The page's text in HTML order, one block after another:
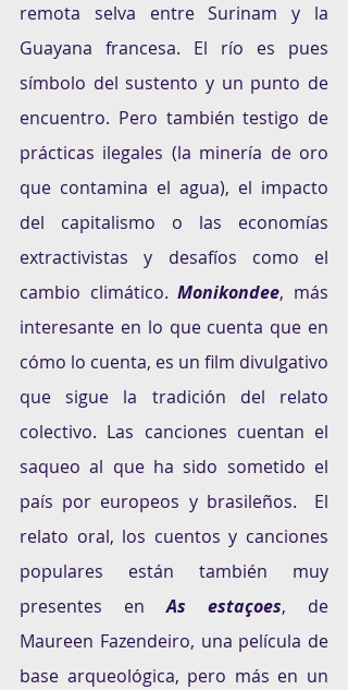
remota selva entre Surinam y la
Guayana francesa. El río es pues
símbolo del sustento y un punto de
encuentro. Pero también testigo de
prácticas ilegales (la minería de oro
que contamina el agua), el impacto
del capitalismo o las economías
extractivistas y desafíos como el
cambio climático. Monikondee, más
interesante en lo que cuenta que en
cómo lo cuenta, es un film divulgativo
que sigue la tradición del relato
colectivo. Las canciones cuentan el
saqueo al que ha sido sometido el
país por europeos y brasileños.  El
relato oral, los cuentos y canciones
populares están también muy
presentes en As estaçoes, de
Maureen Fazendeiro, una película de
base arqueológica, pero más en un